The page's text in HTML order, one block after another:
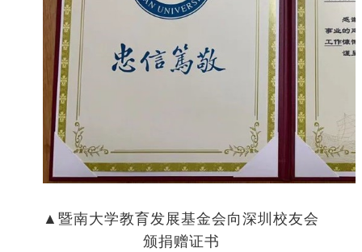
▲暨南大学教育发展基金会向深圳校友会
颁捐赠证书